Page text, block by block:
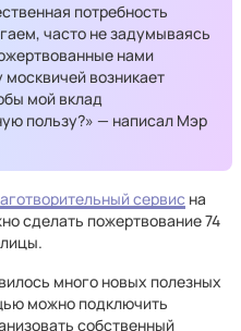
потребность
часто не задумываясь
нами
возникает
мой вклад
пользу?» — написал Мэр
сервис на
сделать пожертвование 74
много новых полезных
можно подключить
собственный